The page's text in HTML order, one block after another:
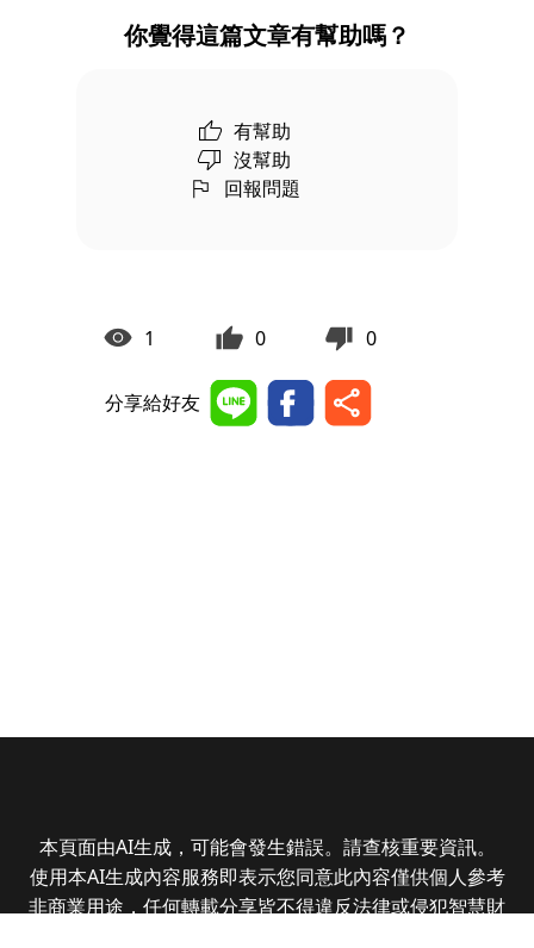
你覺得這篇文章有幫助嗎？
有幫助
沒幫助
回報問題
1 0 0
分享給好友
本頁面由AI生成，可能會發生錯誤。請查核重要資訊。
使用本AI生成內容服務即表示您同意此內容僅供個人參考
非商業用途，任何轉載分享皆不得違反法律或侵犯智慧財